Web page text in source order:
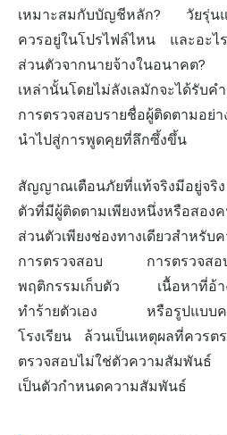
เหมาะสมกับบัญชีหลัก? วัยรุ่นแย
ควรอยู่ในโปรไฟล์ไหน และอะไร
ส่วนตัวจากนายจ้างในอนาคต
เหล่านั้นโดยไม่ลังเลมักจะได้รับ
การตรวจสอบรายชื่อผู้ติดตามอย่า
นำไปสู่การพูดคุยที่ลึกซึ้งขึ้น
สัญญาณเตือนภัยที่แท้จริงมีอยู่จ
ตัวที่มีผู้ติดตามเพียงหนึ่งหรือสอง
ส่วนตัวเพียงช่องทางเดียวสำหรั
การตรวจสอบ การตรวจสอบ
พฤติกรรมเก็บตัว เนื้อหาที่อ้าง
ทำร้ายตัวเอง หรือรูปแบบคว
โรงเรียน ล้วนเป็นเหตุผลที่ควร
ตรวจสอบไม่ใช่ตัวความสัมพัน
เป็นตัวกำหนดความสัมพันธ์